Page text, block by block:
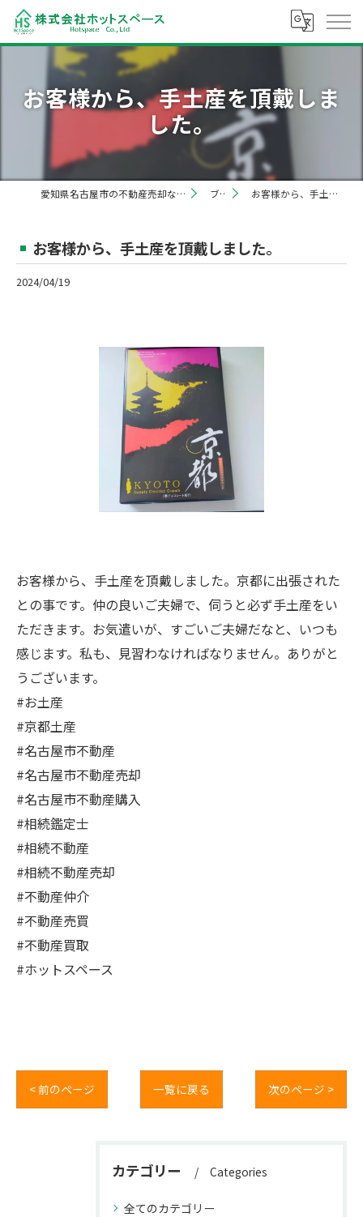
お客様から、手土産を頂戴しま
した。
愛知県名古屋市の不動産売却なら株式会社ホットスペース ブログ お客様から、手土産を頂戴しました。
お客様から、手土産を頂戴しました。
2024/04/19
お客様から、手土産を頂戴しました。京都に出張された
との事です。仲の良いご夫婦で、伺うと必ず手土産をい
ただきます。お気遣いが、すごいご夫婦だなと、いつも
感じます。私も、見習わなければなりません。ありがと
うございます。
#お土産
#京都土産
#名古屋市不動産
#名古屋市不動産売却
#名古屋市不動産購入
#相続鑑定士
#相続不動産
#相続不動産売却
#不動産仲介
#不動産売買
#不動産買取
#ホットスペース
< 前のページ 一覧に戻る 次のページ >
カテゴリー Categories
全てのカテゴリー